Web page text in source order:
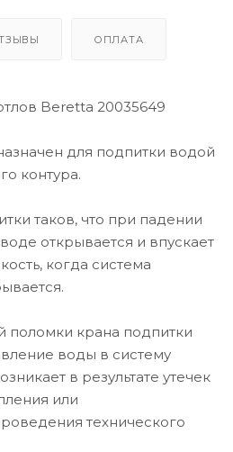
ОПЛАТА
Beretta 20035649
для подпитки водой
контура.
таков, что при падении
открывается и впускает
когда система
поломки крана подпитки
воды в систему
в результате утечек
или
технического